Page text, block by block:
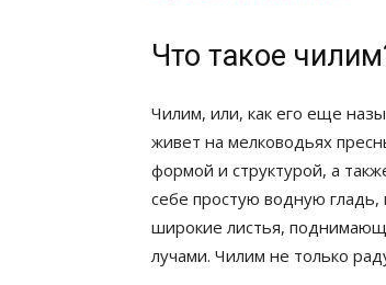
Что такое
Чилим, или, как его еще
живет на мелководьях
формой и структурой, а
себе простую водную
широкие листья,
лучами. Чилим не только